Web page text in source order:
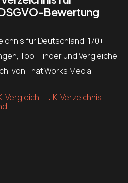
Bewertung
für Deutschland: 170+
Tool-Finder und Vergleiche
von That Works Media.
Vergleich
KI Verzeichnis